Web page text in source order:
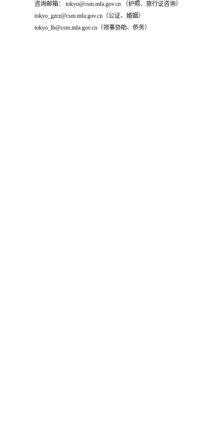
咨询邮箱： tokyo@csm.mfa.gov.cn （护照、旅行证咨询）
tokyo_gzrz@csm.mfa.gov.cn（公证、婚姻）
tokyo_lb@csm.mfa.gov.cn（领事协助、侨务）